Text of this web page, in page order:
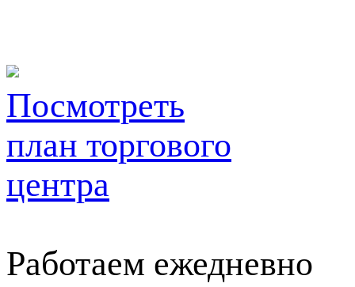
Посмотреть
план торгового
центра
Работаем ежедневно